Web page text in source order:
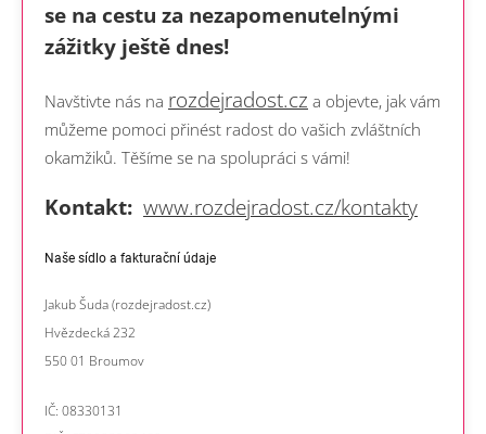
se na cestu za nezapomenutelnými
zážitky ještě dnes!
Navštivte nás na rozdejradost.cz a objevte, jak vám
můžeme pomoci přinést radost do vašich zvláštních
okamžiků. Těšíme se na spolupráci s vámi!
Kontakt: www.rozdejradost.cz/kontakty
Naše sídlo a fakturační údaje
Jakub Šuda (rozdejradost.cz)
Hvězdecká 232
550 01 Broumov
IČ: 08330131